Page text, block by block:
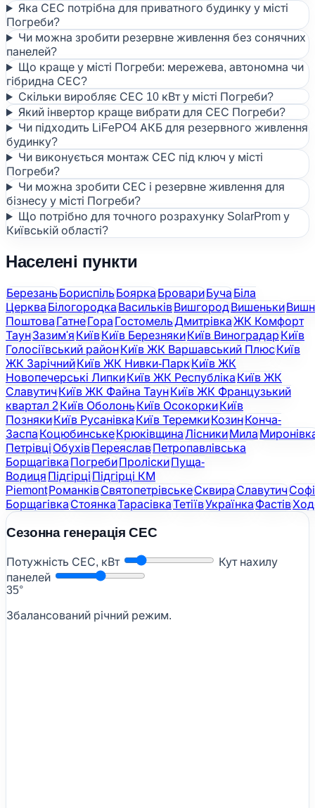
Яка СЕС потрібна для приватного будинку у місті
Погреби?
Чи можна зробити резервне живлення без сонячних
панелей?
Що краще у місті Погреби: мережева, автономна чи
гібридна СЕС?
Скільки виробляє СЕС 10 кВт у місті Погреби?
Який інвертор краще вибрати для СЕС Погреби?
Чи підходить LiFePO4 АКБ для резервного живлення
будинку?
Чи виконується монтаж СЕС під ключ у місті
Погреби?
Чи можна зробити СЕС і резервне живлення для
бізнесу у місті Погреби?
Що потрібно для точного розрахунку SolarProm у
Київській області?
Населені пункти
БерезаньБориспільБоярка БровариБучаБіла
ЦеркваБілогородка ВасильківВишгородВишеньки
ПоштоваГатнеГора ГостомельДмитрівкаЖК Комфорт
ТаунЗазим'я КиївКиїв БерезнякиКиїв ВиноградарКиїв
Голосіївський районКиїв ЖК Варшавський ПлюсКиїв
ЖК ЗарічнийКиїв ЖК Нивки-ПаркКиїв ЖК
Новопечерські ЛипкиКиїв ЖК РеспублікаКиїв ЖК
СлавутичКиїв ЖК Файна ТаунКиїв ЖК Французький
квартал 2Київ ОболоньКиїв ОсокоркиКиїв
ПознякиКиїв Русанівка Київ ТеремкиКозинКонча-
ЗаспаКоцюбинськеКрюківщинаЛісникиМила
ПетрівціОбухівПереяславПетропавлівська
БорщагівкаПогребиПроліскиПуща-
ВодицяПідгірціПідгірці КМ
PiemontРоманківСвятопетрівськеСквира Славутич
БорщагівкаСтоянкаТарасівкаТетіївУкраїнка Фастів
Сезонна генерація СЕС
Потужність СЕС, кВт
Кут нахилу
панелей
35°
Збалансований річний режим.